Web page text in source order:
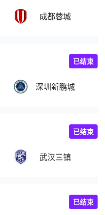
成都蓉城
深圳新鹏城
已结束
武汉三镇
已结束
已结束